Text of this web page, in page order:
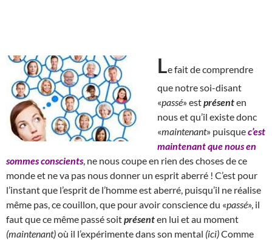
Le fait de comprendre
que notre soi-disant
«passé» estprésenten
nous et qu’il existe donc
«maintenant» puisquec’est
maintenant que nous en
sommes conscients, ne nous coupe en rien des choses de ce
monde et ne va pas nous donner un esprit aberré ! C’est pour
l’instant que l’esprit de l’homme est aberré, puisqu’il ne réalise
même pas, ce couillon, que pour avoir conscience du «passé», il
faut que ce même passé soitprésenten lui et au moment
(maintenant)où il l’expérimente dans son mental (ici)Comme